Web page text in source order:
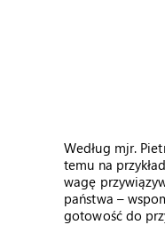
Według mjr.
temu na
wagę
państwa –
gotowość do